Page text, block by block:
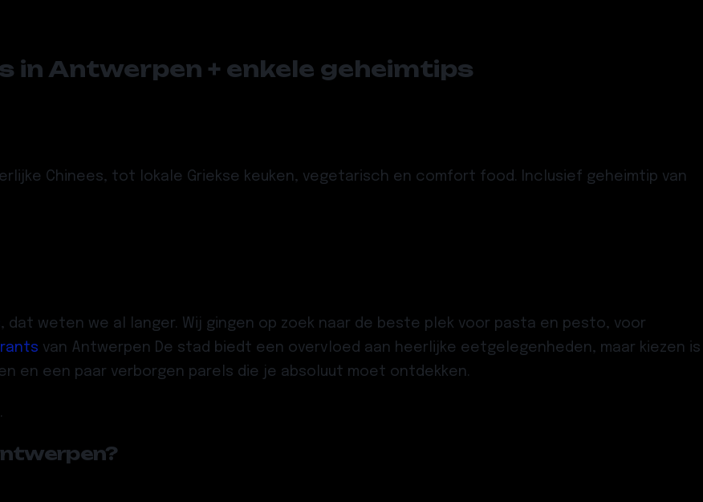
Antwerpen + enkele geheimtips
Chinees, tot lokale Griekse keuken, vegetarisch en comfort food. Inclusief geheimtip van
, dat weten we al langer. Wij gingen op zoek naar de beste plek voor pasta en pesto, voor
van Antwerpen De stad biedt een overvloed aan heerlijke eetgelegenheden, maar kiezen is
en een paar verborgen parels die je absoluut moet ontdekken.
.